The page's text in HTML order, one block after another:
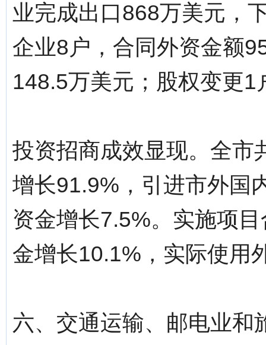
业完成出口868万美元，
企业8户，合同外资金额
148.5万美元；股权变更
投资招商成效显现。全市
增长91.9%，引进市外国
资金增长7.5%。实施项
金增长10.1%，实际使用
六、交通运输、邮电业和